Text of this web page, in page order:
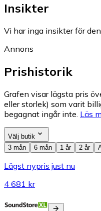
Insikter
Vi har inga insikter för
Annons
Prishistorik
Grafen visar lägsta pris
eller storlek) som varit
begagnat ingår inte. Läs
Välj butik
3 mån
6 mån 1 år 2 år
Lägst nypris just nu
4 681 kr